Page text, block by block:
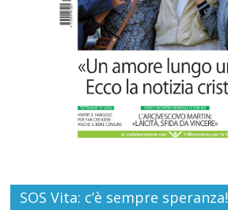
SOS Vita: c’è sempre speranza!